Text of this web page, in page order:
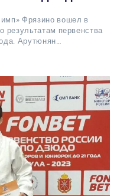
Фрязино вошел в
результатам первенства
Арутюнян…